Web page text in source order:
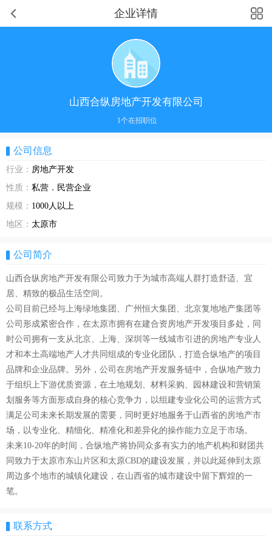
企业详情
山西合纵房地产开发有限公司
1个在招职位
公司信息
行业： 房地产开发
性质： 私营．民营企业
规模： 1000人以上
地区： 太原市
公司简介
山西合纵房地产开发有限公司致力于为城市高端人群打造舒适、宜
居、精致的极品生活空间。
公司目前已经与上海绿地集团、广州恒大集团、北京复地地产集团等
公司形成紧密合作，在太原市拥有在建合资房地产开发项目多处，同
时公司拥有一支从北京、上海、深圳等一线城市引进的房地产专业人
才和本土高端地产人才共同组成的专业化团队，打造合纵地产的项目
品牌和企业品牌。另外，公司在房地产开发服务链中，合纵地产致力
于组织上下游优质资源，在土地规划、材料采购、园林建设和营销策
划服务等方面形成自身的核心竞争力，以组建专业化公司的运营方式
满足公司未来长期发展的需要，同时更好地服务于山西省的房地产市
场，以专业化、精细化、精准化和差异化的操作能力立足于市场。
未来10-20年的时间，合纵地产将协同众多有实力的地产机构和财团共
同致力于太原市东山片区和太原CBD的建设发展，并以此延伸到太原
周边多个地市的城镇化建设，在山西省的城市建设中留下辉煌的一
笔。
联系方式